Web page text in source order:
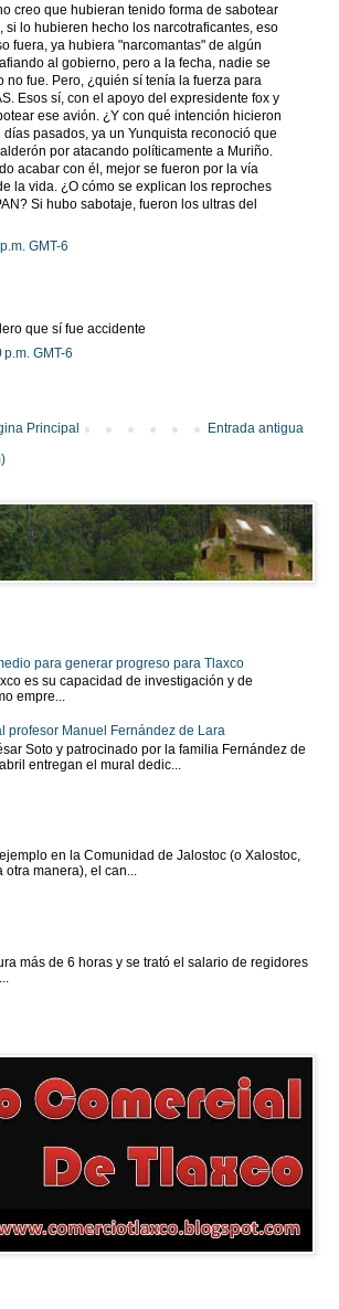
creo que hubieran tenido forma de sabotear
lo hubieren hecho los narcotraficantes, eso
fuera, ya hubiera "narcomantas" de algún
al gobierno, pero a la fecha, nadie se
fue. Pero, ¿quién sí tenía la fuerza para
Esos sí, con el apoyo del expresidente fox y
ese avión. ¿Y con qué intención hicieron
pasados, ya un Yunquista reconoció que
por atacando políticamente a Muriño.
acabar con él, mejor se fueron por la vía
la vida. ¿O cómo se explican los reproches
Si hubo sabotaje, fueron los ultras del
GMT-6
que sí fue accidente
GMT-6
Entrada antigua
Principal
para generar progreso para Tlaxco
es su capacidad de investigación y de
empre...
profesor Manuel Fernández de Lara
Soto y patrocinado por la familia Fernández de
entregan el mural dedic...
en la Comunidad de Jalostoc (o Xalostoc,
otra manera), el can...
más de 6 horas y se trató el salario de regidores